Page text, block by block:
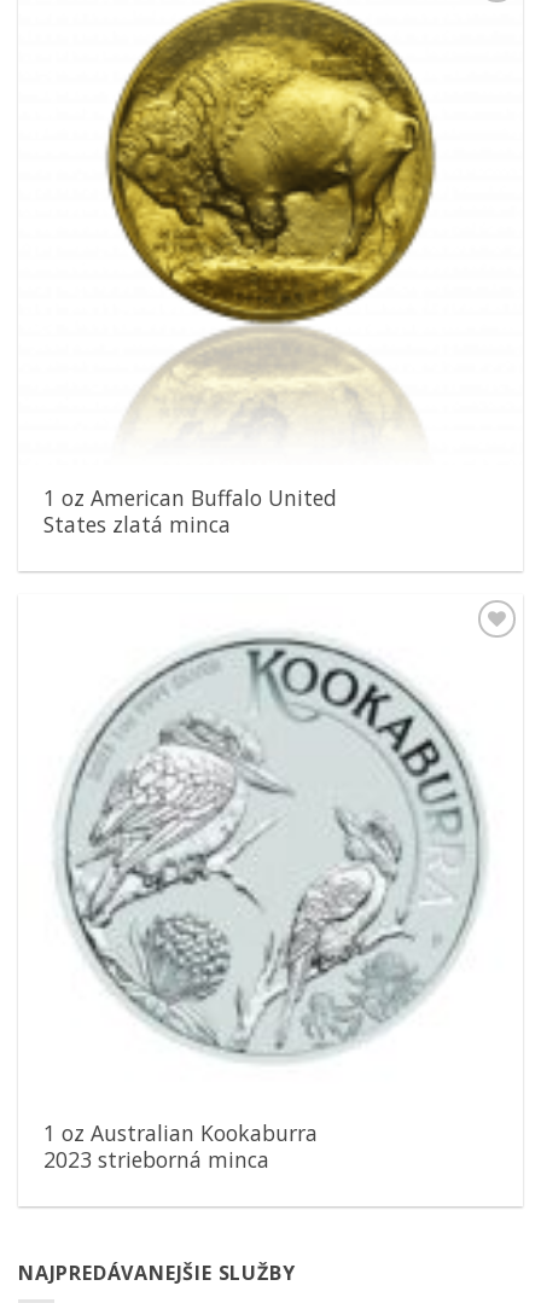
1 oz American Buffalo United
States zlatá minca
1 oz Australian Kookaburra
2023 strieborná minca
NAJPREDÁVANEJŠIE SLUŽBY